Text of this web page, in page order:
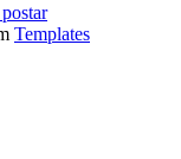
Templates